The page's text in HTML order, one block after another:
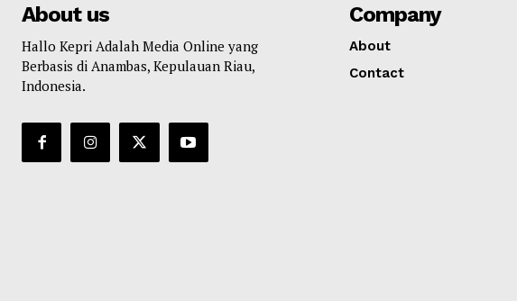
About us
Hallo Kepri Adalah Media Online yang
Berbasis di Anambas, Kepulauan Riau,
Indonesia.
Company
About
Contact